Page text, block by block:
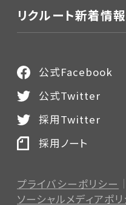
リクルート新着情報
プライバシーポリシー
ソーシャルメディアポ
公式Facebook
公式Twitter
採用Twitter
採用ノート